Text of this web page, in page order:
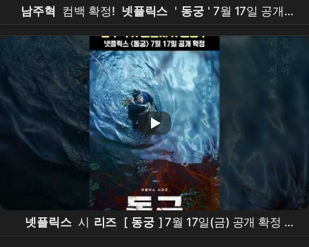
남주혁 컴백 확정! 넷플릭스 ' 동궁 ' 7월 17일 공개 –
조승우 · 노윤서 와 함께 귀신의 세계로
넷플릭스 시 리즈 [ 동궁 ] 7월 17일(금) 공개 확정 |
남주혁 Nam Joohyuk, 노윤서 , Roh Yoonseo, 조승